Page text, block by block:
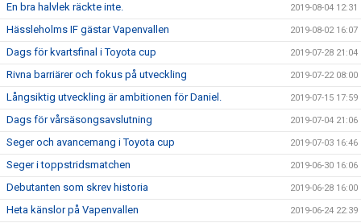
En bra halvlek räckte inte. 2019-08-04 12:31
Hässleholms IF gästar Vapenvallen 2019-08-02 16:07
Dags för kvartsfinal i Toyota cup 2019-07-28 21:04
Rivna barriärer och fokus på utveckling 2019-07-22 08:00
Långsiktig utveckling är ambitionen för Daniel. 2019-07-15 17:59
Dags för vårsäsongsavslutning 2019-07-04 21:06
Seger och avancemang i Toyota cup 2019-07-03 16:46
Seger i toppstridsmatchen 2019-06-30 16:06
Debutanten som skrev historia 2019-06-28 16:00
Heta känslor på Vapenvallen 2019-06-24 22:39